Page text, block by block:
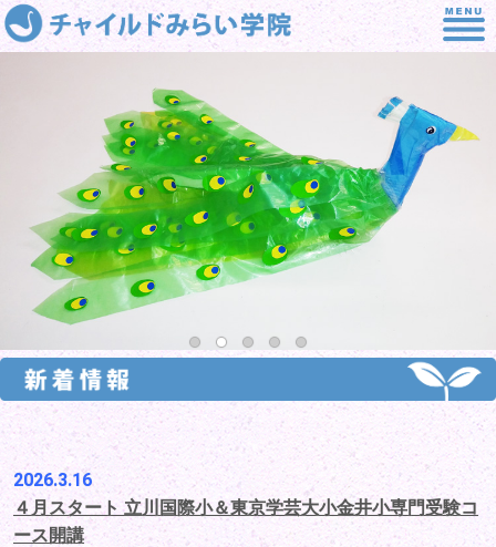
2026.3.16
４月スタート 立川国際小＆東京学芸大小金井小専門受験コ
ース開講